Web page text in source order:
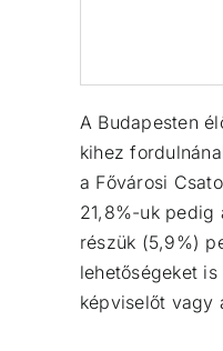
A Budapesten
kihez
a Fővárosi
21,8%-uk pedig
részük (5,9%)
lehetőségeket
képviselőt vagy